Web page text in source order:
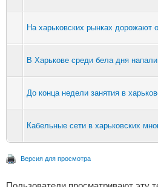
На харьковских рынках дорожают
В Харькове среди бела дня
До конца недели занятия в
Кабельные сети в харьковских
Версия для просмотра